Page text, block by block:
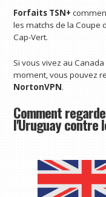
Forfaits TSN+
les matchs de la Coupe
Cap-Vert.
Si vous vivez au
moment, vous pouvez
NortonVPN.
Comment
l'Uruguay contre